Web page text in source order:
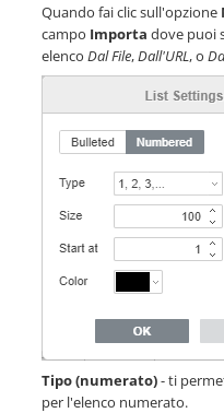
Quando fai clic sull'opzione
campo Importa dove puoi
elenco Dal File,Dall'URL, o
Tipo (numerato)- ti
per l'elenco numerato.